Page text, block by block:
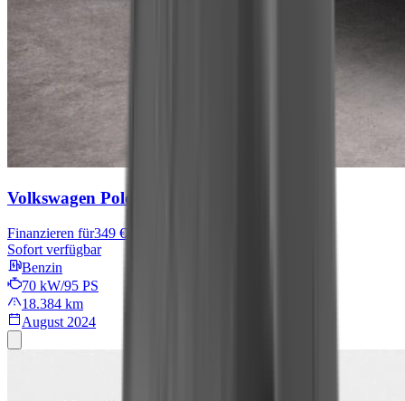
Volkswagen Polo
Finanzieren für349 € mtl.
Sofort verfügbar
Benzin
70 kW/95 PS
18.384 km
August 2024